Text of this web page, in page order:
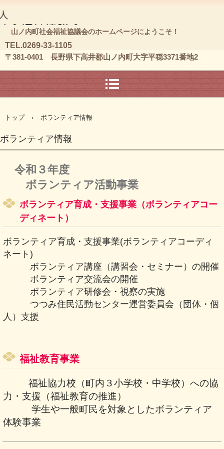
山ノ内町社会福祉協議会のホームページにようこそ！
TEL.0269-33-1105
〒381-0401 長野県下高井郡山ノ内町大字平穏3371番地2
トップ › ボランティア情報
ボランティア情報
令和３年度
ボランティア活動事業
ボランティア育成・支援事業（ボランティアコー
ディネート）
ボランティア育成・支援事業(ボランティアコーディ
ネート)
ボランティア講座（講習会・セミナー）の開催
ボランティア交流会の開催
ボランティア研修会・視察の実施
つつみ住民活動センター運営委員会（団体・個
人）支援
福祉教育事業
福祉協力校（町内３小学校・中学校）への協
力・支援（福祉教育の推進）
学生や一般町民を対象としたボランティア
体験事業